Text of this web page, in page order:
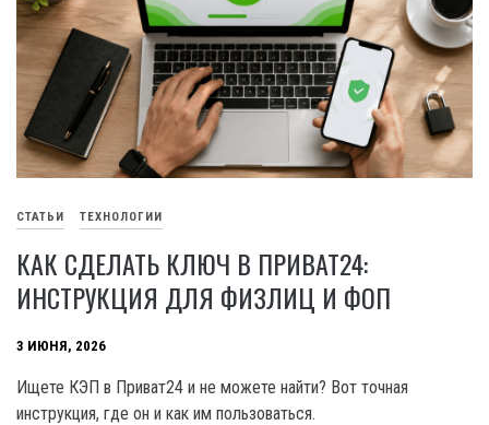
СТАТЬИ ТЕХНОЛОГИИ
КАК СДЕЛАТЬ КЛЮЧ В ПРИВАТ24:
ИНСТРУКЦИЯ ДЛЯ ФИЗЛИЦ И ФОП
3 ИЮНЯ, 2026
Ищете КЭП в Приват24 и не можете найти? Вот точная
инструкция, где он и как им пользоваться.